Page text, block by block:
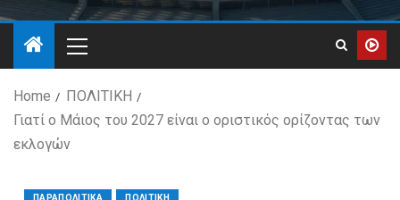
Home
ΠΟΛΙΤΙΚΗ
Γιατί ο Μάιος του 2027 είναι ο οριστικός ορίζοντας των
εκλογών
ΠΑΡΑΠΟΛΙΤΙΚΑ ΠΟΛΙΤΙΚΗ